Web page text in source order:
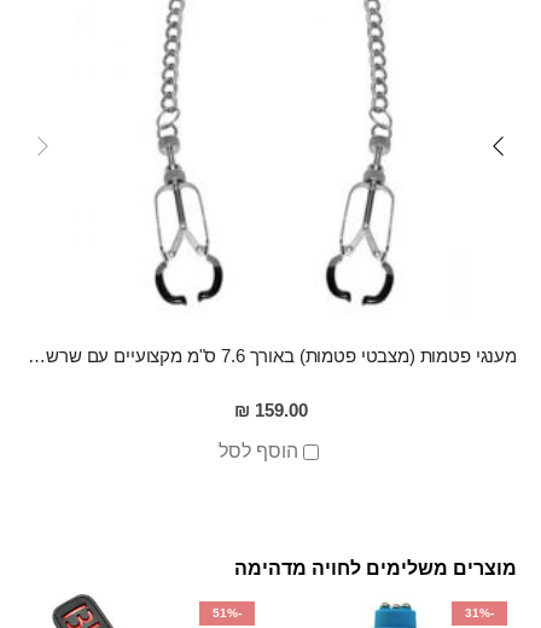
מענגי פטמות (מצבטי פטמות) באורך 7.6 ס"מ מקצועיים עם שרשרת עבה באורך 30 סמ , הניתנת לניתוק PALLAS
159.00 ₪
הוסף לסל
מוצרים משלימים לחויה מדהימה
-31%
-51%